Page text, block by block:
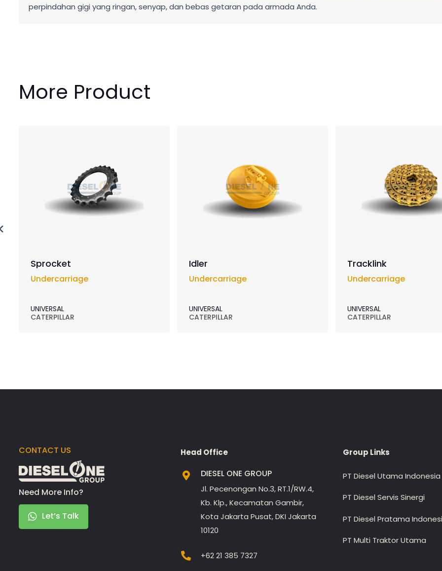
perpindahan gigi yang ringan, senyap, dan bebas getaran pada armada Anda.
More Product
Sprocket
Undercarriage
UNIVERSAL
CATERPILLAR
Idler
Undercarriage
UNIVERSAL
CATERPILLAR
Tracklink
Undercarriage
UNIVERSAL
CATERPILLAR
CONTACT US
Need More Info?
Let’s Talk
Head Office
DIESEL ONE GROUP
Jl. Pecenongan No.3, RT.1/RW.4,
Kb. Klp., Kecamatan Gambir,
Kota Jakarta Pusat, DKI Jakarta
10120
+62 21 385 7327
Group Links
PT Diesel Utama Indonesia
PT Diesel Servis Sinergi
PT Diesel Pratama
PT Multi Traktor Utama